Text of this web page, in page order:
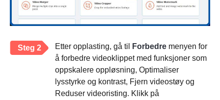
Steg 2 Etter opplasting, gå til Forbedre menyen for
å forbedre videoklippet med funksjoner som
oppskalere oppløsning, Optimaliser
lysstyrke og kontrast, Fjern videostøy og
Reduser videoristing. Klikk på